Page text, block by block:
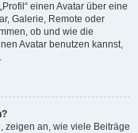
einen Avatar über eine
Galerie, Remote oder
ob und wie die
Avatar benutzen kannst,
zeigen an, wie viele Beiträge